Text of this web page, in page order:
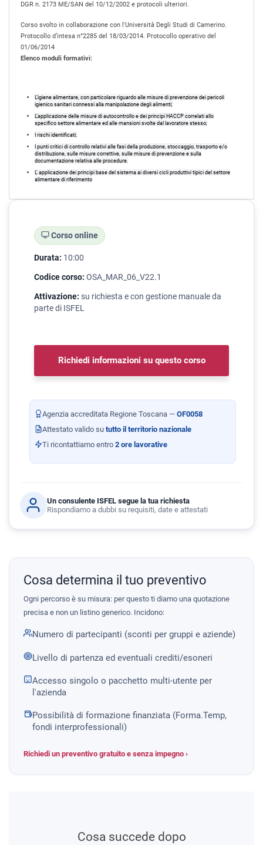
DGR n. 2173 ME/SAN del 10/12/2002 e protocoli ulteriori.
Corso svolto in collaborazione con l'Università Degli Studi di Camerino.
Protocollo d’intesa n°2285 del 18/03/2014. Protocollo operativo del
01/06/2014
Elenco moduli formativi:
L’igiene alimentare, con particolare riguardo alle misure di prevenzione dei pericoli
igienico sanitari connessi alla manipolazione degli alimenti;
L’applicazione delle misure di autocontrollo e dei principi HACCP correlati allo
specifico settore alimentare ed alle mansioni svolte dal lavoratore stesso;
I rischi identificati;
I punti critici di controllo relativi alle fasi della produzione, stoccaggio, trasporto e/o
distribuzione, sulle misure correttive, sulle misure di prevenzione e sulla
documentazione relativa alle procedure.
L' applicazione dei principi base del sistema ai diversi cicli produttivi tipici del settore
alimentare di riferimento
Corso online
Durata: 10:00
Codice corso: OSA_MAR_06_V22.1
Attivazione: su richiesta e con gestione manuale da
parte di ISFEL
Richiedi informazioni su questo corso
Agenzia accreditata Regione Toscana — OF0058
Attestato valido su tutto il territorio nazionale
Ti ricontattiamo entro 2 ore lavorative
Un consulente ISFEL segue la tua richiesta
Rispondiamo a dubbi su requisiti, date e attestati
Cosa determina il tuo preventivo
Ogni percorso è su misura: per questo ti diamo una quotazione
precisa e non un listino generico. Incidono:
Numero di partecipanti (sconti per gruppi e aziende)
Livello di partenza ed eventuali crediti/esoneri
Accesso singolo o pacchetto multi-utente per
l'azienda
Possibilità di formazione finanziata (Forma.Temp,
fondi interprofessionali)
Richiedi un preventivo gratuito e senza impegno ›
Cosa succede dopo